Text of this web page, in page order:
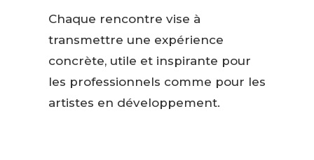
Chaque rencontre vise à
transmettre une expérience
concrète, utile et inspirante pour
les professionnels comme pour les
artistes en développement.